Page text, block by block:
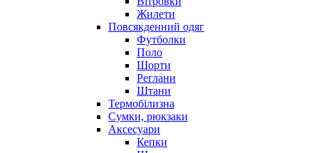
Жилети
Повсякденний одяг
Футболки
Поло
Шорти
Реглани
Штани
Термобілизна
Сумки, рюкзаки
Аксесуари
Кепки